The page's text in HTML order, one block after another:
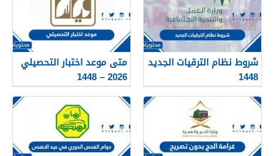
شروط نظام الترقيات الجديد
1448
متى موعد اختبار التحصيلي
2026 – 1448